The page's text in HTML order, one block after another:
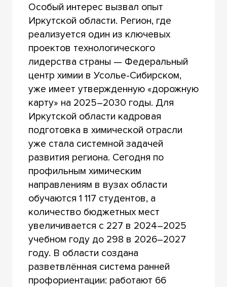
Особый интерес вызвал опыт
Иркутской области. Регион, где
реализуется один из ключевых
проектов технологического
лидерства страны — Федеральный
центр химии в Усолье-Сибирском,
уже имеет утвержденную «дорожную
карту» на 2025–2030 годы. Для
Иркутской области кадровая
подготовка в химической отрасли
уже стала системной задачей
развития региона. Сегодня по
профильным химическим
направлениям в вузах области
обучаются 1 117 студентов, а
количество бюджетных мест
увеличивается с 227 в 2024–2025
учебном году до 298 в 2026–2027
году. В области создана
разветвлённая система ранней
профориентации: работают 66